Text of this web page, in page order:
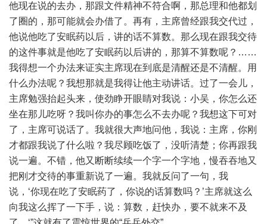
他现在说的去办，那跟文件精神不符合啊，那总理和他都划
了圈的，那可能就会办借了。再有，主席曾经跟我交代过，
他说他吃了安眠药以后，讲的话不算数。那么现在跟我交待
的这件事就是他吃了安眠药以后讲的，那算不算数呢？……
我得想一个办法来证实主席现在到底是清醒还是不清醒。用
什么办法呢？我想那就是我得让他主动讲话。过了一会儿，
主席勉强抬起头来，使劲睁开眼睛对我说：小吴，你怎么还
坐在那儿吃呀？我叫你办的事怎么不去办呢？我想这下可对
了，主席可说话了。我就很大声地问他，我说：主席，你刚
才都跟我说了什么啦？我尽顾吃饭了，没听清楚；你再跟我
说一遍。不错，他又断断续续一个字一个字地，慢吞吞地又
把刚才交待的事重新说了一遍。我就反问了一句，我
说，‘你现在吃了安眠药了，你说的话算数吗？’主席就这么
向我这么挥了一下手，说：算数，赶快办，要不就来不及